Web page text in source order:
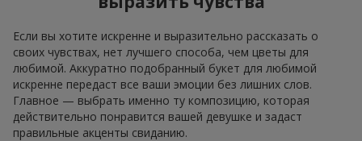
Если вы хотите искренне и выразительно рассказать о
своих чувствах, нет лучшего способа, чем цветы для
любимой. Аккуратно подобранный букет для любимой
искренне передаст все ваши эмоции без лишних слов.
Главное — выбрать именно ту композицию, которая
действительно понравится вашей девушке и задаст
правильные акценты свиданию.